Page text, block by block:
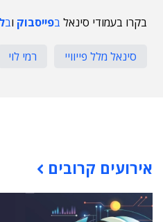
בקרו בעמודי סינאל בפייסבוק וב
סינאל מלל פייוויי רמי לוי
אירועים קרובים